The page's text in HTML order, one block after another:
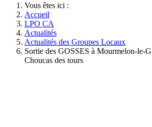
Vous êtes ici :
Accueil
LPO CA
Actualités
Actualités des Groupes Locaux
Sortie des GOSSES à Mourmelon-le-
Choucas des tours